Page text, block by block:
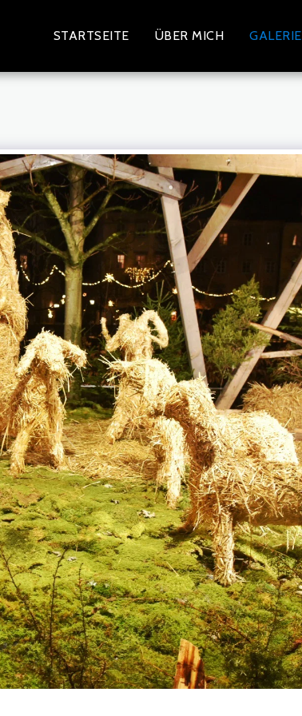
STARTSEITE ÜBER MICH GALERIE